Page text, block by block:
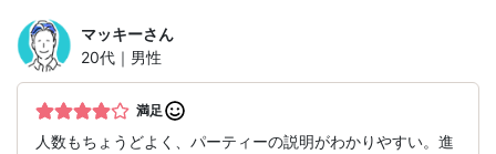
マッキーさん
20代｜男性
満足
人数もちょうどよく、パーティーの説明がわかりやすい。進